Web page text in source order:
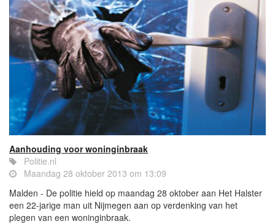
Aanhouding voor woninginbraak
Politie.nl
Maandag 28 oktober 2013 om 13:09
Malden - De politie hield op maandag 28 oktober aan Het Halster
een 22-jarige man uit Nijmegen aan op verdenking van het
plegen van een woninginbraak.